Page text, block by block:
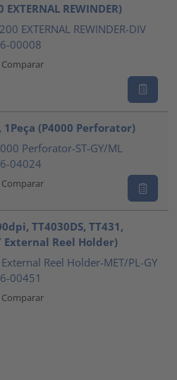
REWINDER)
EXTERNAL REWINDER-DIV
00008
Comparar
(P4000 Perforator)
Perforator-ST-GY/ML
04024
Comparar
TT4030DS, TT431,
External Reel Holder)
External Reel Holder-MET/PL-GY
00451
Comparar